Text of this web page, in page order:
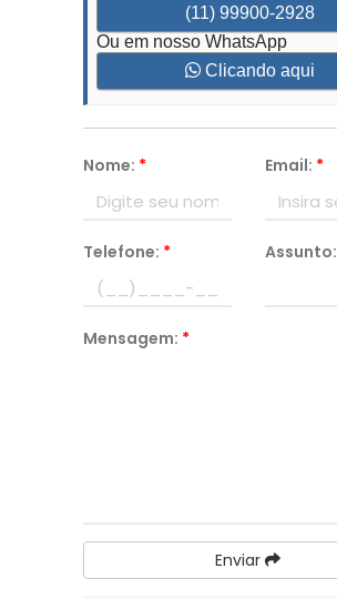
(11) 99900-2928
Ou em nosso WhatsApp
Clicando aqui
Nome: * Email: *
Telefone: * Assunto:
Mensagem: *
Enviar